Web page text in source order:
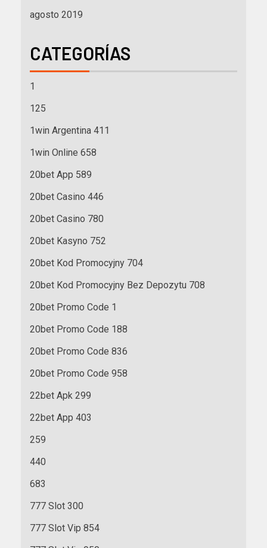
agosto 2019
CATEGORÍAS
1
125
1win Argentina 411
1win Online 658
20bet App 589
20bet Casino 446
20bet Casino 780
20bet Kasyno 752
20bet Kod Promocyjny 704
20bet Kod Promocyjny Bez Depozytu 708
20bet Promo Code 1
20bet Promo Code 188
20bet Promo Code 836
20bet Promo Code 958
22bet Apk 299
22bet App 403
259
440
683
777 Slot 300
777 Slot Vip 854